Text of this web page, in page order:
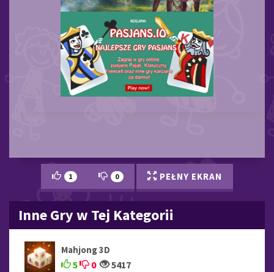
1 0 PEŁNY EKRAN
Inne Gry w Tej Kategorii
Mahjong 3D
5 0 5417